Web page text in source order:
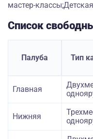
мастер-
Список
Палуба Тип
Главная
Нижняя